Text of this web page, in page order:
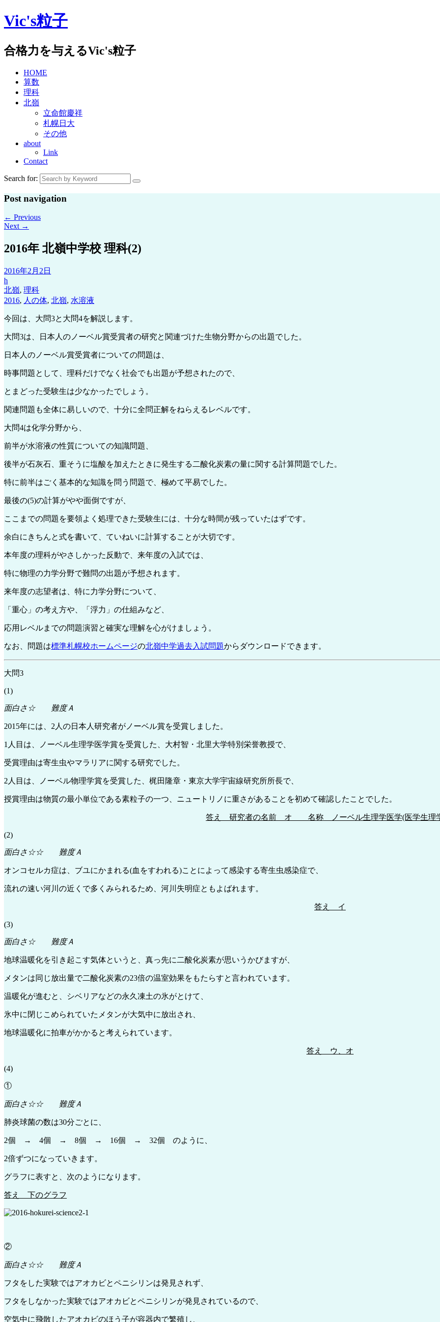
Skip
to
Vic's粒子
合格力を与えるVic's粒子
HOME
算数
理科
北嶺
立命館慶祥
札幌日大
その他
about
Link
Contact
Search for:
Post navigation
← Previous
Next →
2016年 北嶺中学校 理科(2)
2016年2月2日
h
北嶺, 理科
2016, 人の体, 北嶺, 水溶液
今回は、大問3と大問4を解説します。
大問3は、日本人のノーベル賞受賞者の研究と関連づけた生物分野からの出題でした。
日本人のノーベル賞受賞者についての問題は、
時事問題として、理科だけでなく社会でも出題が予想されたので、
とまどった受験生は少なかったでしょう。
関連問題も全体に易しいので、十分に全問正解をねらえるレベルです。
大問4は化学分野から、
前半が水溶液の性質についての知識問題、
後半が石灰石、重そうに塩酸を加えたときに発生する二酸化炭素の量に関する計算問題でした。
特に前半はごく基本的な知識を問う問題で、極めて平易でした。
最後の(5)の計算がやや面倒ですが、
ここまでの問題を要領よく処理できた受験生には、十分な時間が残っていたはずです。
余白にきちんと式を書いて、ていねいに計算することが大切です。
本年度の理科がやさしかった反動で、来年度の入試では、
特に物理の力学分野で難問の出題が予想されます。
来年度の志望者は、特に力学分野について、
「重心」の考え方や、「浮力」の仕組みなど、
応用レベルまでの問題演習と確実な理解を心がけましょう。
なお、問題は標準札幌校ホームページの北嶺中学過去入試問題からダウンロードできます。
大問3
(1)
面白さ☆ 難度Ａ
2015年には、2人の日本人研究者がノーベル賞を受賞しました。
1人目は、ノーベル生理学医学賞を受賞した、大村智・北里大学特別栄誉教授で、
受賞理由は寄生虫やマラリアに関する研究でした。
2人目は、ノーベル物理学賞を受賞した、梶田隆章・東京大学宇宙線研究所所長で、
授賞理由は物質の最小単位である素粒子の一つ、ニュートリノに重さがあることを初めて確認したことでした。
答え 研究者の名前 オ 名称 ノーベル生理学医学(医学生理
(2)
面白さ☆☆ 難度Ａ
オンコセルカ症は、ブユにかまれる(血をすわれる)ことによって感染する寄生虫感染症で、
流れの速い河川の近くで多くみられるため、河川失明症ともよばれます。
答え イ
(3)
面白さ☆ 難度Ａ
地球温暖化を引き起こす気体というと、真っ先に二酸化炭素が思いうかびますが、
メタンは同じ放出量で二酸化炭素の23倍の温室効果をもたらすと言われています。
温暖化が進むと、シベリアなどの永久凍土の氷がとけて、
氷中に閉じこめられていたメタンが大気中に放出され、
地球温暖化に拍車がかかると考えられています。
答え ウ、オ
(4)
①
面白さ☆☆ 難度Ａ
肺炎球菌の数は30分ごとに、
2個 → 4個 → 8個 → 16個 → 32個 のように、
2倍ずつになっていきます。
グラフに表すと、次のようになります。
答え 下のグラフ
②
面白さ☆☆ 難度Ａ
フタをした実験ではアオカビとペニシリンは発見されず、
フタをしなかった実験ではアオカビとペニシリンが発見されているので、
空気中に飛散したアオカビのほう子が容器内で繁殖し、